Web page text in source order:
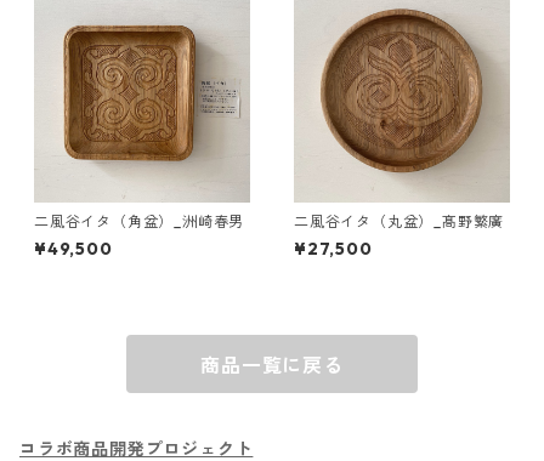
二風谷イタ（角盆）_洲崎春男
¥49,500
二風谷イタ（丸盆）_髙野繁廣
¥27,500
商品一覧に戻る
コラボ商品開発プロジェクト